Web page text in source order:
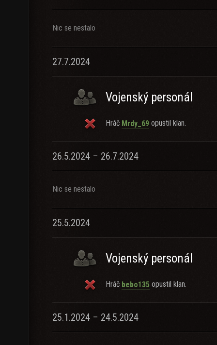
Nic se nestalo
27.7.2024
Vojenský personál
Hráč Mrdy_69 opustil klan.
26.5.2024 – 26.7.2024
Nic se nestalo
25.5.2024
Vojenský personál
Hráč bebo135 opustil klan.
25.1.2024 – 24.5.2024